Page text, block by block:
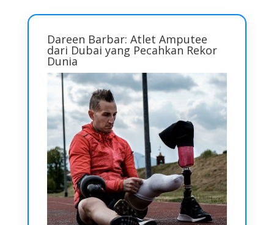
Dareen Barbar: Atlet Amputee
dari Dubai yang Pecahkan Rekor
Dunia